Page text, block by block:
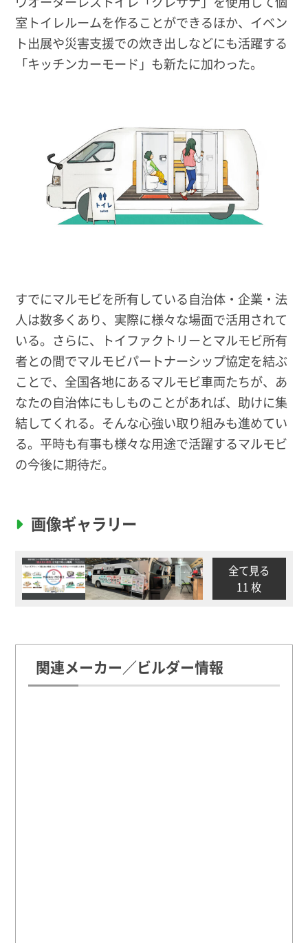
室トイレルームを作ることができるほか、イベン
ト出展や災害支援での炊き出しなどにも活躍する
「キッチンカーモード」も新たに加わった。
すでにマルモビを所有している自治体・企業・法
人は数多くあり、実際に様々な場面で活用されて
いる。さらに、トイファクトリーとマルモビ所有
者との間でマルモビパートナーシップ協定を結ぶ
ことで、全国各地にあるマルモビ車両たちが、あ
なたの自治体にもしものことがあれば、助けに集
結してくれる。そんな心強い取り組みも進めてい
る。平時も有事も様々な用途で活躍するマルモビ
の今後に期待だ。
画像ギャラリー
全て見る
11 枚
関連メーカー／ビルダー情報